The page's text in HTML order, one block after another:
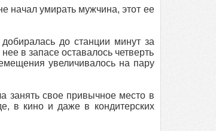
начал умирать мужчина, этот ее
до станции минут за
в запасе оставалось четверть
увеличивалось на пару
занять свое привычное место в
в кино и даже в кондитерских